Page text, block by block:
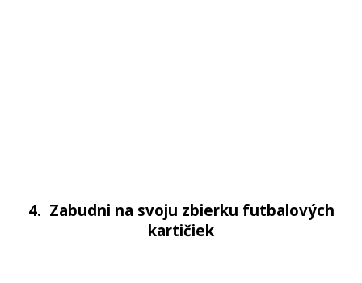
4. Zabudni na svoju zbierku futbalových
kartičiek